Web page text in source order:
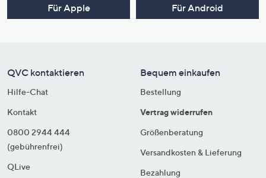
Für Apple Für Android
QVC kontaktieren
Hilfe-Chat
Kontakt
0800 2944 444
(gebührenfrei)
QLive
Bequem einkaufen
Bestellung
Vertrag widerrufen
Größenberatung
Versandkosten & Lieferung
Bezahlung